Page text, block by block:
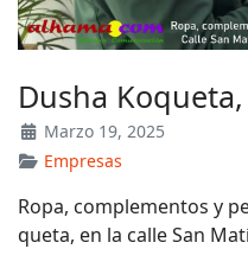
Dusha
Marzo 19, 2025
Empresas
Ropa, complementos y
queta, en la calle San